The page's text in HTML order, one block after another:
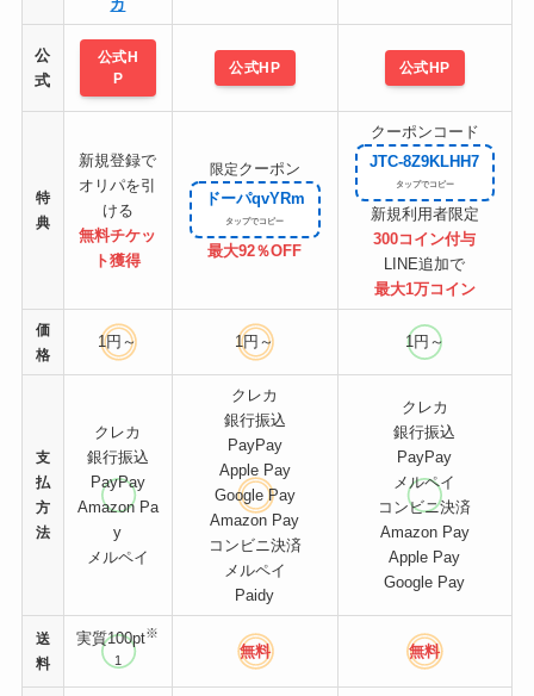
カ
公
式
公式H
P
公式HP 公式HP
特
典
新規登録で
オリパを引
ける
無料チケッ
ト獲得
限定クーポン
ドーパqvYRm
最大92％OFF
クーポンコード
JTC-8Z9KLHH7
新規利用者限定
300コイン付与
LINE追加で
最大1万コイン
価
格
1円～ 1円～ 1円～
支
払
方
法
クレカ
銀行振込
PayPay
Amazon Pa
y
メルペイ
クレカ
銀行振込
PayPay
Apple Pay
Google Pay
Amazon Pay
コンビニ決済
メルペイ
Paidy
クレカ
銀行振込
PayPay
メルペイ
コンビニ決済
Amazon Pay
Apple Pay
Google Pay
送
料
実質100pt※
1
無料 無料